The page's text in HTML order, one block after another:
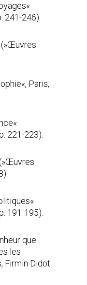
241-246).
(»Œuvres
Paris,
221-223).
191-195).
que
les
Firmin Didot.